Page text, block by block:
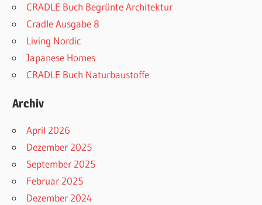
CRADLE Buch Begrünte Architektur
Cradle Ausgabe 8
Living Nordic
Japanese Homes
CRADLE Buch Naturbaustoffe
Archiv
April 2026
Dezember 2025
September 2025
Februar 2025
Dezember 2024